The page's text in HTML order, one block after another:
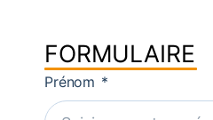
FORMULAIRE
Prénom